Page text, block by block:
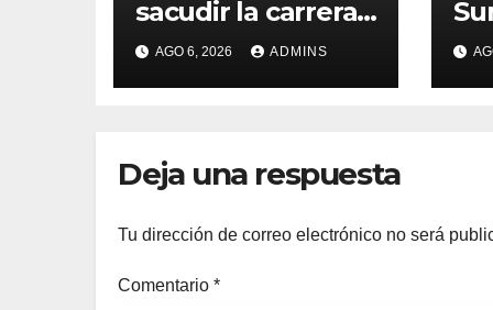
sacudir la carrera
de la IA con un
modelo capaz de
trabajar durante
humana
AGO 6, 2026 ADMINS
Deja una respuesta
Tu dirección de correo electrónico no será
Comentario *